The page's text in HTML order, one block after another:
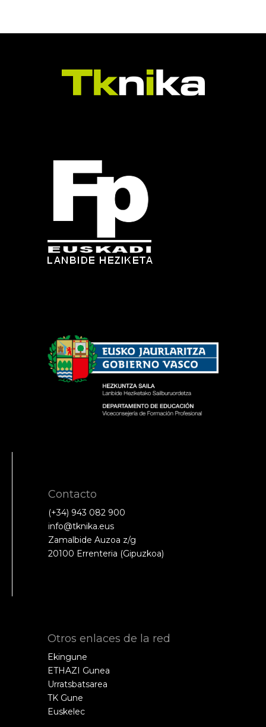
Contacto
(+34) 943 082 900
info@tknika.eus
Zamalbide Auzoa z/g
20100 Errenteria (Gipuzkoa)
Otros enlaces de la red
Ekingune
ETHAZI Gunea
Urratsbatsarea
TK Gune
Euskelec